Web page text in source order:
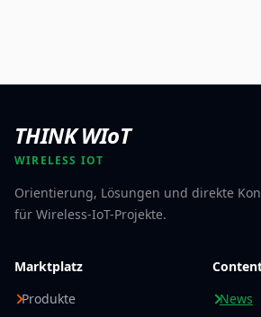
THINK WIoT
WIRELESS IOT
Orientierung, Lösungen und direkte
für Wireless-IoT-Projekte.
Marktplatz
Produkte
News